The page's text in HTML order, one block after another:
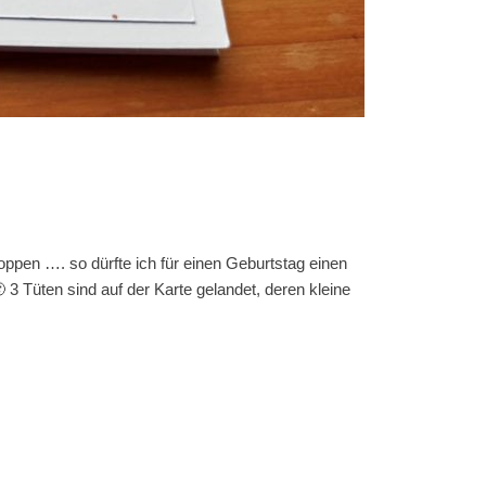
…. so dürfte ich für einen Geburtstag einen
Tüten sind auf der Karte gelandet, deren kleine